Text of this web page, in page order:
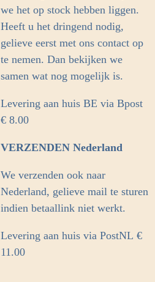
we het op stock hebben liggen.
Heeft u het dringend nodig,
gelieve eerst met ons contact op
te nemen. Dan bekijken we
samen wat nog mogelijk is.
Levering aan huis BE via Bpost
€ 8.00
VERZENDEN Nederland
We verzenden ook naar
Nederland, gelieve mail te sturen
indien betaallink niet werkt.
Levering aan huis via PostNL €
11.00